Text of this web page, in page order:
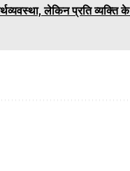
लेकिन प्रति व्यक्ति